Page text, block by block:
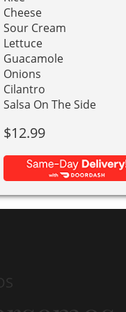
Cheese
Sour Cream
Lettuce
Guacamole
Onions
Cilantro
Salsa On The Side
$12.99